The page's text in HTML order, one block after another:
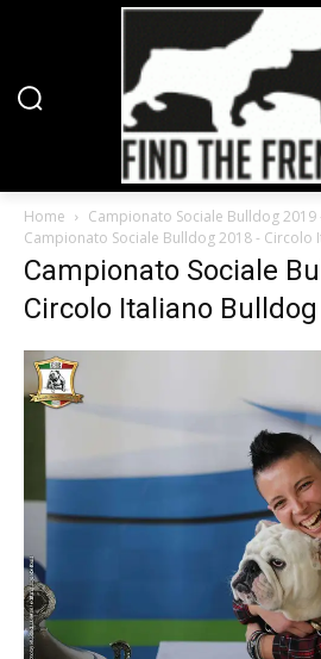
Home
Campionato Sociale Bulldog
Campionato Sociale Bulldog 2018 - Circolo
Campionato Sociale
Circolo Italiano Bulldog